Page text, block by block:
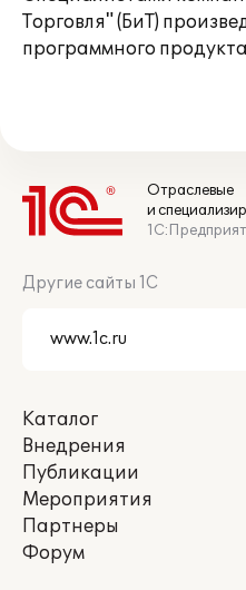
Торговля" (БиТ)
программного
Отраслевые
и
Другие сайты 1С
Каталог
Внедрения
Публикации
Мероприятия
Партнеры
Форум